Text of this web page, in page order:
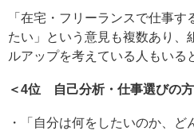
「在宅・フリーランスで仕事
たい」という意見も複数あり、
ルアップを考えている人もいる
＜4位 自己分析・仕事選びの方
・「自分は何をしたいのか、